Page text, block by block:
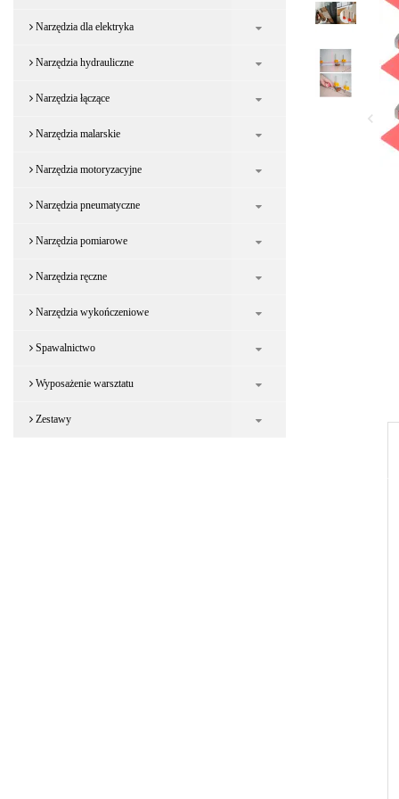
Narzędzia dla elektryka
Narzędzia hydrauliczne
Narzędzia łączące
Narzędzia malarskie
Narzędzia motoryzacyjne
Narzędzia pneumatyczne
Narzędzia pomiarowe
Narzędzia ręczne
Narzędzia wykończeniowe
Spawalnictwo
Wyposażenie warsztatu
Zestawy